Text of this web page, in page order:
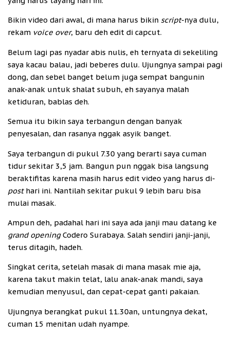
Bikin video dari awal, di mana harus bikin script-nya dulu,
rekam voice over, baru deh edit di capcut.
Belum lagi pas nyadar abis nulis, eh ternyata di sekeliling
saya kacau balau, jadi beberes dulu. Ujungnya sampai pagi
dong, dan sebel banget belum juga sempat bangunin
anak-anak untuk shalat subuh, eh sayanya malah
ketiduran, bablas deh.
Semua itu bikin saya terbangun dengan banyak
penyesalan, dan rasanya nggak asyik banget.
Saya terbangun di pukul 7.30 yang berarti saya cuman
tidur sekitar 3,5 jam. Bangun pun nggak bisa langsung
beraktifitas karena masih harus edit video yang harus di-
post hari ini. Nantilah sekitar pukul 9 lebih baru bisa
mulai masak.
Ampun deh, padahal hari ini saya ada janji mau datang ke
grand openingCodero Surabaya. Salah sendiri janji-janji,
terus ditagih, hadeh.
Singkat cerita, setelah masak di mana masak mie aja,
karena takut makin telat, lalu anak-anak mandi, saya
kemudian menyusul, dan cepat-cepat ganti pakaian.
Ujungnya berangkat pukul 11.30an, untungnya dekat,
cuman 15 menitan udah nyampe.